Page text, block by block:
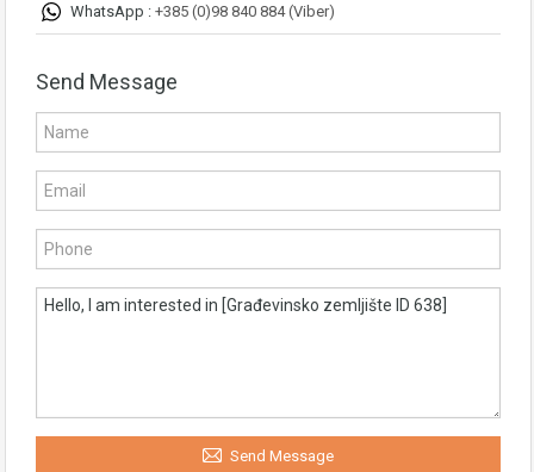
WhatsApp : +385 (0)98 840 884 (Viber)
Send Message
Send Message